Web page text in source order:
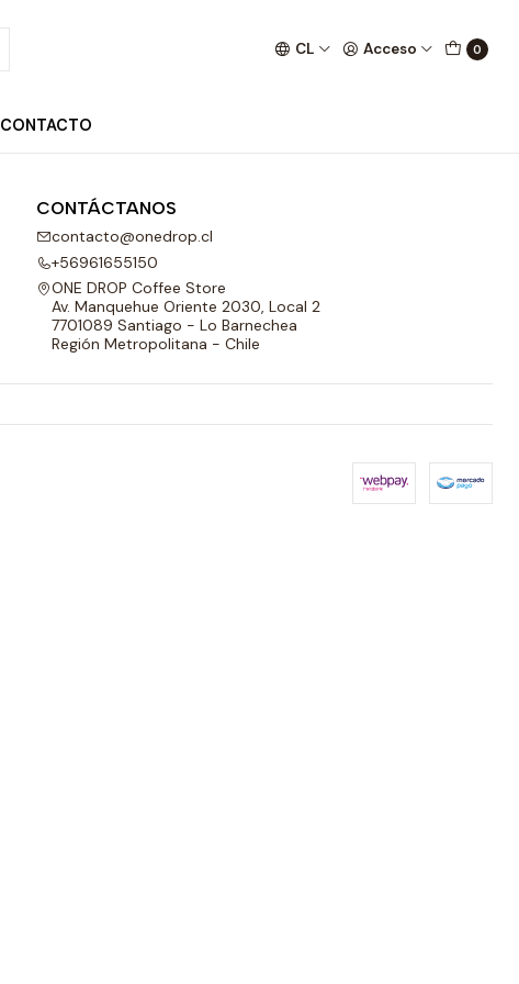
CL Acceso 0
CONTACTO
CONTÁCTANOS
contacto@onedrop.cl
+56961655150
ONE DROP Coffee Store
Av. Manquehue Oriente 2030, Local 2
7701089 Santiago - Lo Barnechea
Región Metropolitana - Chile